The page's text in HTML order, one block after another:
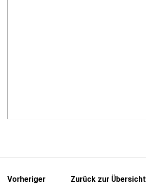
Vorheriger Zurück zur Übersicht